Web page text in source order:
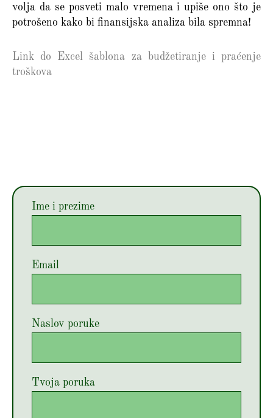
volja da se posveti malo vremena i upiše ono što je
potrošeno kako bi finansijska analiza bila spremna!
Link do Excel šablona za budžetiranje i praćenje
troškova
Ime i prezime
Email
Naslov poruke
Tvoja poruka